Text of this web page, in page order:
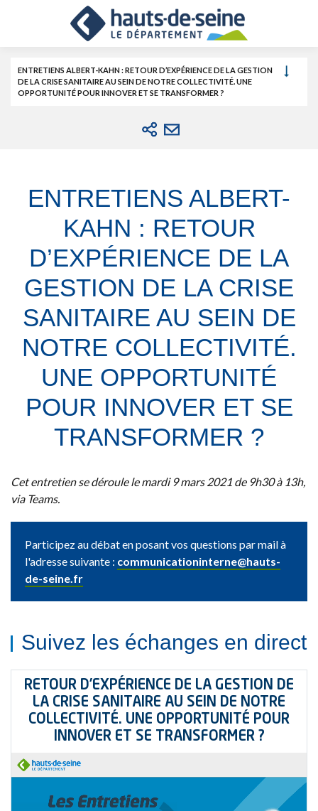
ENTRETIENS ALBERT-KAHN : RETOUR D’EXPÉRIENCE DE LA GESTION
DE LA CRISE SANITAIRE AU SEIN DE NOTRE COLLECTIVITÉ. UNE
OPPORTUNITÉ POUR INNOVER ET SE TRANSFORMER ?
ENTRETIENS ALBERT-
KAHN : RETOUR
D’EXPÉRIENCE DE LA
GESTION DE LA CRISE
SANITAIRE AU SEIN DE
NOTRE COLLECTIVITÉ.
UNE OPPORTUNITÉ
POUR INNOVER ET SE
TRANSFORMER ?
Cet entretien se déroule le mardi 9 mars 2021 de 9h30 à 13h,
via Teams.
Participez au débat en posant vos questions par mail à
l'adresse suivante : communicationinterne@hauts-
de-seine.fr
Suivez les échanges en direct
Cookies et traceurs utilisés sur ce site.